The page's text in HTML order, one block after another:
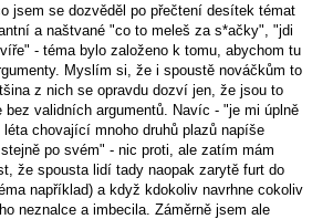
jsem se dozvěděl po přečtení desítek témat
a naštvané "co to meleš za s*ačky", "jdi
- téma bylo založeno k tomu, abychom tu
Myslím si, že i spoustě nováčkům to
z nich se opravdu dozví jen, že jsou to
validních argumentů. Navíc - "je mi úplně
chovající mnoho druhů plazů napíše
po svém" - nic proti, ale zatím mám
že spousta lidí tady naopak zarytě furt do
například) a když kdokoliv navrhne cokoliv
neznalce a imbecila. Záměrně jsem ale